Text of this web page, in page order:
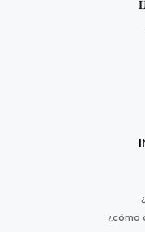
¿cómo